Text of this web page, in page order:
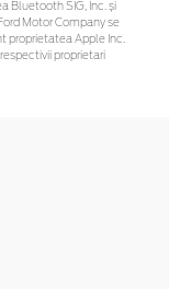
Bluetooth SIG, Inc. și
Motor Company se
proprietatea Apple Inc.
proprietari